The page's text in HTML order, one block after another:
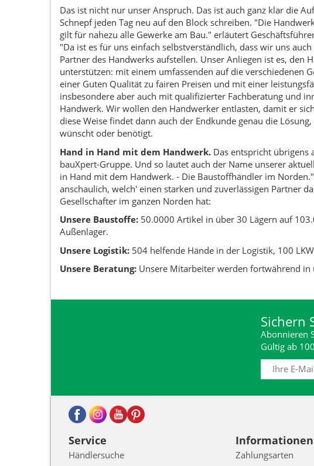
Das ist nicht nur unser Anspruch. Das ist auch ganz klar die
Schnepf jeden Tag neu auf den Block schreiben. "Die
gilt für nahezu alle Gewerke am Bau." erläutert
"Da ist es für uns einfach selbstverständlich, dass wir uns
Partner des Handwerks aufstellen. Unser Anliegen ist es, den
unterstützen: mit einem umfassenden auf die verschiedenen
einer Guten Qualität zu fairen Preisen und mit einer
insbesondere aber auch mit qualifizierter Fachberatung und
Handwerk. Wir wollen den Handwerker entlasten, damit er
diese Weise findet dann auch der Endkunde genau die
wünscht oder benötigt.
Hand in Hand mit dem Handwerk. Das entspricht übrigens
bauXpert-Gruppe. Und so lautet auch der Name unserer
in Hand mit dem Handwerk. - Die Baustoffhändler im
anschaulich, welch' einen starken und zuverlässigen Partner
Gesellschafter im ganzen Norden hat:
Unsere Baustoffe: 50.0000 Artikel in über 30 Lägern auf
Außenlager.
Unsere Logistik: 504 helfende Hände in der Logistik, 100
Unsere Beratung: Unsere Mitarbeiter werden fortwährend in
Sichern
Abonnieren
Gültig ab
Service
Händlersuche
Informationen
Zahlungsarten